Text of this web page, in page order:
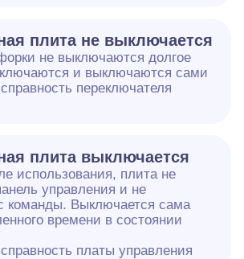
плита не выключается
не выключаются долгое
и выключаются сами
переключателя
плита выключается
использования, плита не
управления и не
команды. Выключается сама
времени в состоянии
платы управления